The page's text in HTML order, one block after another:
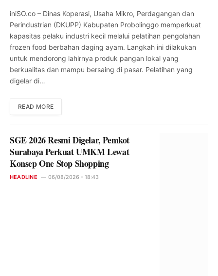
iniSO.co – Dinas Koperasi, Usaha Mikro, Perdagangan dan
Perindustrian (DKUPP) Kabupaten Probolinggo memperkuat
kapasitas pelaku industri kecil melalui pelatihan pengolahan
frozen food berbahan daging ayam. Langkah ini dilakukan
untuk mendorong lahirnya produk pangan lokal yang
berkualitas dan mampu bersaing di pasar. Pelatihan yang
digelar di…
READ MORE
SGE 2026 Resmi Digelar, Pemkot
Surabaya Perkuat UMKM Lewat
Konsep One Stop Shopping
HEADLINE 06/08/2026 - 18:43